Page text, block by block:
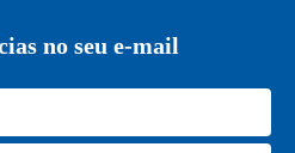
no seu e-mail